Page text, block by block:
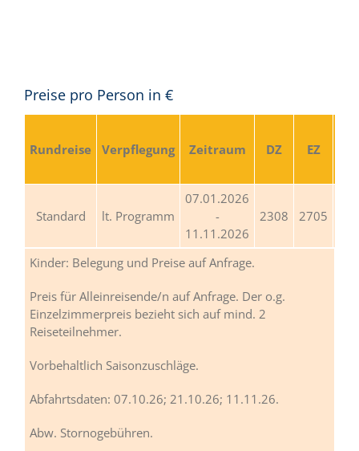
Preise pro Person in €
Rundreise Verpflegung Zeitraum DZ EZ
Standard lt. Programm
07.01.2026
-
11.11.2026
2308 2705
Kinder: Belegung und Preise auf Anfrage.
Preis für Alleinreisende/n auf Anfrage. Der o.g.
Einzelzimmerpreis bezieht sich auf mind. 2
Reiseteilnehmer.
Vorbehaltlich Saisonzuschläge.
Abfahrtsdaten: 07.10.26; 21.10.26; 11.11.26.
Abw. Stornogebühren.